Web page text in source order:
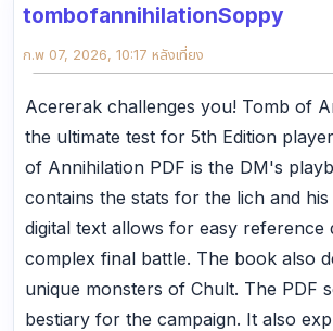
tombofannihilationSoppy
ก.พ 07, 2026, 10:17 หลังเที่ยง
Acererak challenges you! Tomb of
the ultimate test for 5th Edition
of Annihilation PDF is the DM's
contains the stats for the lich and
digital text allows for easy reference
complex final battle. The book also
unique monsters of Chult. The PDF
bestiary for the campaign. It also